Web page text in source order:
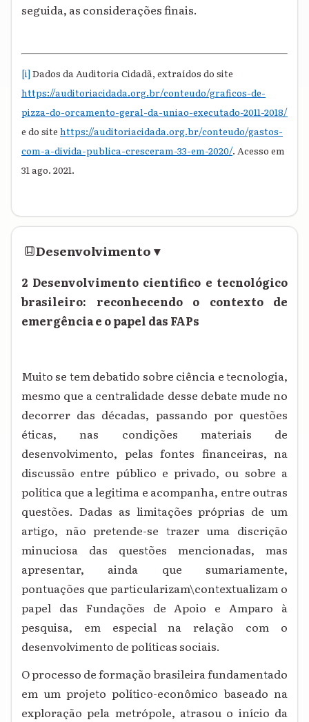
seguida, as considerações finais.
[i] Dados da Auditoria Cidadã, extraídos do site
https://auditoriacidada.org.br/conteudo/graficos-de-
pizza-do-orcamento-geral-da-uniao-executado-2011-2018/
e do site https://auditoriacidada.org.br/conteudo/gastos-
com-a-divida-publica-cresceram-33-em-2020/. Acesso em
31 ago. 2021.
Desenvolvimento▾
2 Desenvolvimento cientifico e tecnológico
brasileiro: reconhecendo o contexto de
emergência e o papel das FAPs
Muito se tem debatido sobre ciência e tecnologia,
mesmo que a centralidade desse debate mude no
decorrer das décadas, passando por questões
éticas, nas condições materiais de
desenvolvimento, pelas fontes financeiras, na
discussão entre público e privado, ou sobre a
política que a legitima e acompanha, entre outras
questões. Dadas as limitações próprias de um
artigo, não pretende-se trazer uma discrição
minuciosa das questões mencionadas, mas
apresentar, ainda que sumariamente,
pontuações que particularizam\contextualizam o
papel das Fundações de Apoio e Amparo à
pesquisa, em especial na relação com o
desenvolvimento de políticas sociais.
O processo de formação brasileira fundamentado
em um projeto político-econômico baseado na
exploração pela metrópole, atrasou o início da